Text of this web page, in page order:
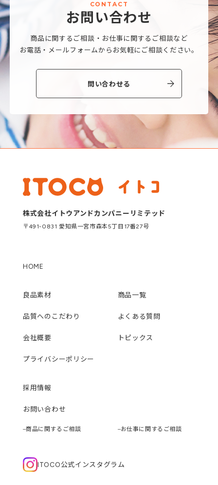
CO N T A C T
お問い合わせ
商品に関するご相談・ お仕事に関するご相談など
お電話・メールフォームから お気軽にご相談ください。
問い合わせる
株式会社イトウアンドカンパニーリミテッド
〒491-0831 愛知県一宮市森本5丁目17番27号
HOME
良品素材 商品一覧
品質へのこだわり よくある質問
会社概要 トピックス
プライバシーポリシー
採用情報
お問い合わせ
商品に関するご相談 お仕事に関するご相談
ITOCO公式インスタグラム